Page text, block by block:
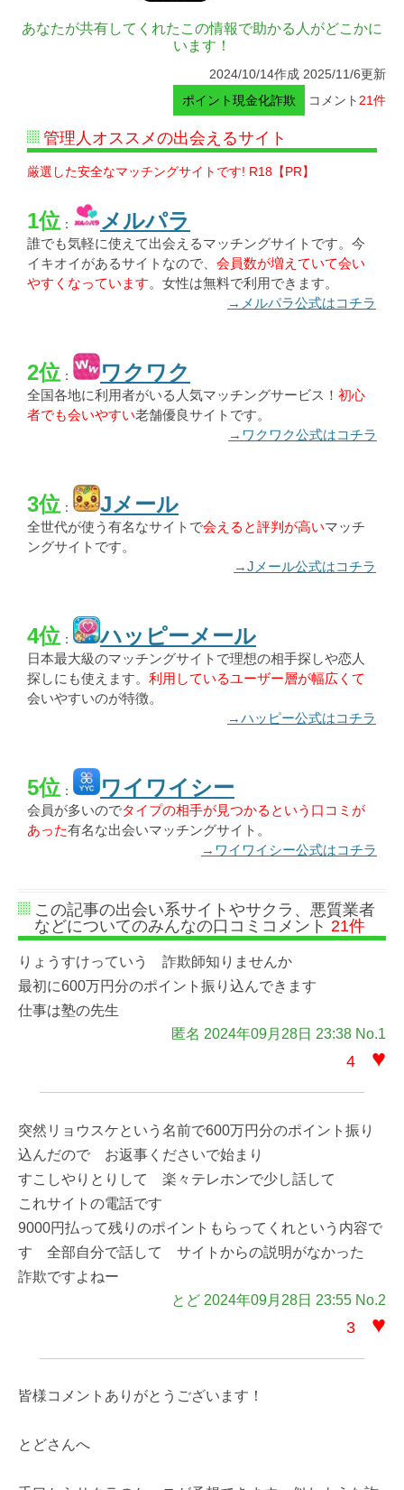
あなたが共有してくれたこの情報で助かる人がどこかに
います！
2024/10/14作成 2025/11/6更新
ポイント現金化詐欺
コメント21件
管理人オススメの出会えるサイト
厳選した安全なマッチングサイトです! R18【PR】
1位： メルパラ
誰でも気軽に使えて出会えるマッチングサイトです。今
イキオイがあるサイトなので、 会員数が増えていて会い
やすくなっています。女性は無料で利用できます。
→メルパラ公式はコチラ
2位： ワクワク
全国各地に利用者がいる人気マッチングサービス！ 初心
者でも会いやすい老舗優良サイトです。
→ワクワク公式はコチラ
3位： Jメール
全世代が使う有名なサイトで会えると評判が高いマッチ
ングサイトです。
→Jメール公式はコチラ
4位： ハッピーメール
日本最大級のマッチングサイトで理想の相手探しや恋人
探しにも使えます。 利用しているユーザー層が幅広くて
会いやすいのが特徴。
→ハッピー公式はコチラ
5位： ワイワイシー
会員が多いのでタイプの相手が見つかるという口コミが
あった有名な出会いマッチングサイト。
→ワイワイシー公式はコチラ
この記事の出会い系サイトやサクラ、悪質業者
などについてのみんなの口コミコメント 21件
りょうすけっていう 詐欺師知りませんか
最初に600万円分のポイント振り込んできます
仕事は塾の先生
匿名 2024年09月28日 23:38 No.1
4 ♥
突然リョウスケという名前で600万円分のポイント振り
込んだので お返事くださいで始まり
すこしやりとりして 楽々テレホンで少し話して
これサイトの電話です
9000円払って残りのポイントもらってくれという内容で
す 全部自分で話して サイトからの説明がなかった
詐欺ですよねー
とど 2024年09月28日 23:55 No.2
3 ♥
皆様コメントありがとうございます！
とどさんへ